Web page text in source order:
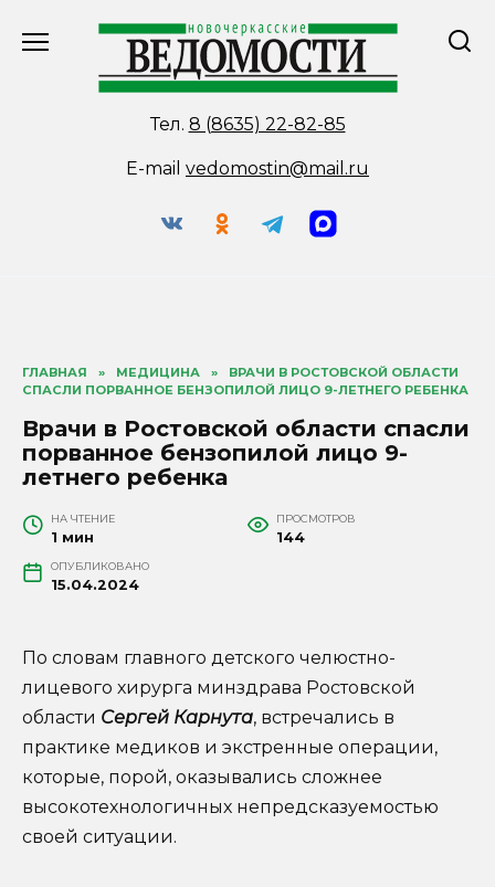
Тел. 8 (8635) 22-82-85
E-mail vedomostin@mail.ru
ГЛАВНАЯ » МЕДИЦИНА »
ВРАЧИ В РОСТОВСКОЙ ОБЛАСТИ
СПАСЛИ ПОРВАННОЕ БЕНЗОПИЛОЙ ЛИЦО 9-ЛЕТНЕГО РЕБЕНКА
Врачи в Ростовской области спасли
порванное бензопилой лицо 9-
летнего ребенка
НА ЧТЕНИЕ
1 мин
ПРОСМОТРОВ
144
ОПУБЛИКОВАНО
15.04.2024
По словам главного детского челюстно-
лицевого хирурга минздрава Ростовской
области Сергей Карнута, встречались в
практике медиков и экстренные операции,
которые, порой, оказывались сложнее
высокотехнологичных непредсказуемостью
своей ситуации.